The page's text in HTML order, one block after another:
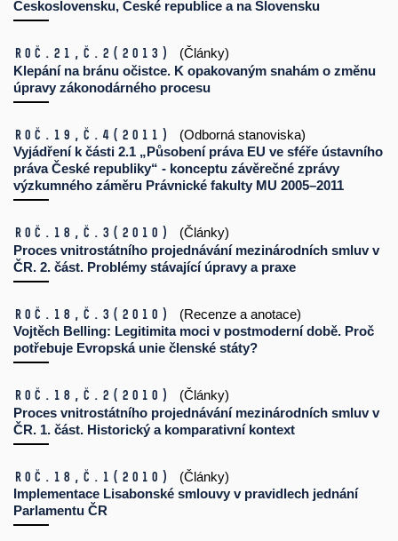
Československu, České republice a na Slovensku
Roč.21, č.2 (2013)
(Články)
Klepání na bránu očistce. K opakovaným snahám o změnu
úpravy zákonodárného procesu
Roč.19, č.4 (2011)
(Odborná stanoviska)
Vyjádření k části 2.1 „Působení práva EU ve sféře ústavního
práva České republiky“ - konceptu závěrečné zprávy
výzkumného záměru Právnické fakulty MU 2005–2011
Roč.18, č.3 (2010)
(Články)
Proces vnitrostátního projednávání mezinárodních smluv v
ČR. 2. část. Problémy stávající úpravy a praxe
Roč.18, č.3 (2010)
(Recenze a anotace)
Vojtěch Belling: Legitimita moci v postmoderní době. Proč
potřebuje Evropská unie členské státy?
Roč.18, č.2 (2010)
(Články)
Proces vnitrostátního projednávání mezinárodních smluv v
ČR. 1. část. Historický a komparativní kontext
Roč.18, č.1 (2010)
(Články)
Implementace Lisabonské smlouvy v pravidlech jednání
Parlamentu ČR